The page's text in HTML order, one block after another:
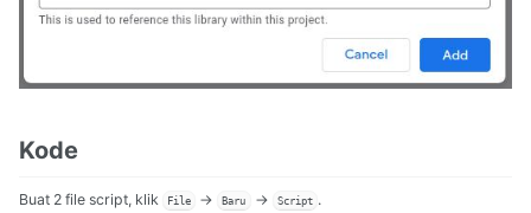
Kode
Buat 2 file script, klik File -> Baru -> Script .